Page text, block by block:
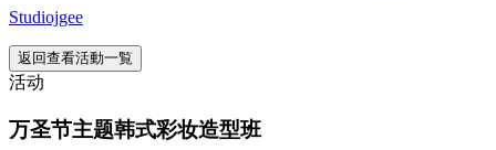
Studiojgee
返回查看活動一覧
活动
万圣节主题韩式彩妆造型班